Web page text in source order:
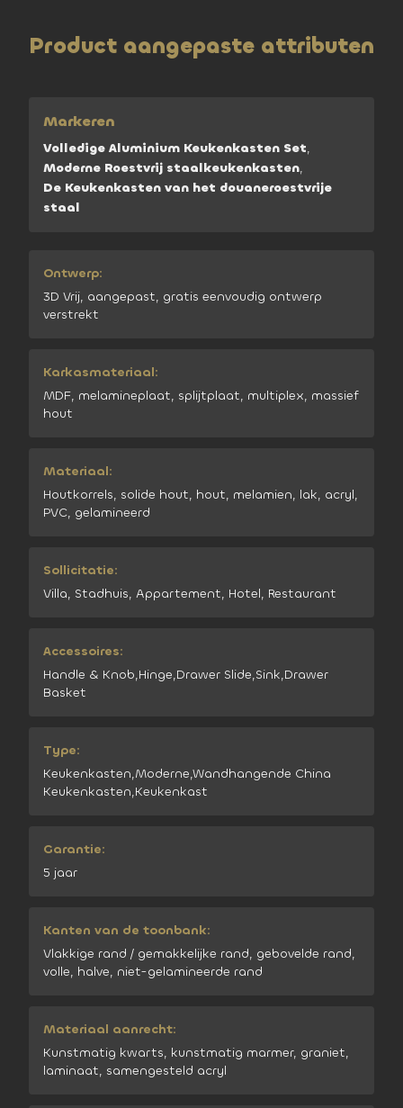
Product aangepaste attributen
Markeren
Volledige Aluminium Keukenkasten Set,
Moderne Roestvrij staalkeukenkasten,
De Keukenkasten van het douaneroestvrije
staal
Ontwerp:
3D Vrij, aangepast, gratis eenvoudig ontwerp
verstrekt
Karkasmateriaal:
MDF, melamineplaat, splijtplaat, multiplex, massief
hout
Materiaal:
Houtkorrels, solide hout, hout, melamien, lak, acryl,
PVC, gelamineerd
Sollicitatie:
Villa, Stadhuis, Appartement, Hotel, Restaurant
Accessoires:
Handle & Knob,Hinge,Drawer Slide,Sink,Drawer
Basket
Type:
Keukenkasten,Moderne,Wandhangende China
Keukenkasten,Keukenkast
Garantie:
5 jaar
Kanten van de toonbank:
Vlakkige rand / gemakkelijke rand, gebovelde rand,
volle, halve, niet-gelamineerde rand
Materiaal aanrecht:
Kunstmatig kwarts, kunstmatig marmer, graniet,
laminaat, samengesteld acryl